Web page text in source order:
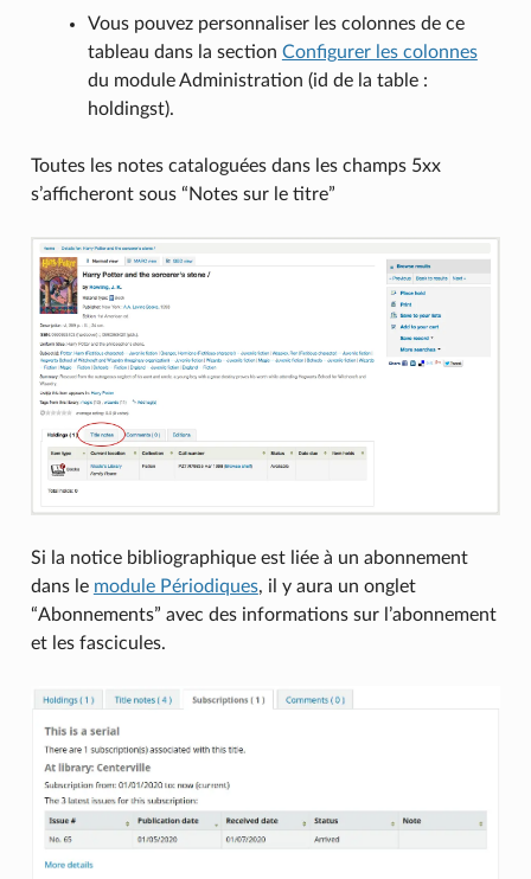
Vous pouvez personnaliser les colonnes de ce
tableau dans la section Configurer les colonnes
du module Administration (id de la table :
holdingst).
Toutes les notes cataloguées dans les champs 5xx
s’afficheront sous “Notes sur le titre”
Si la notice bibliographique est liée à un abonnement
dans le module Périodiques, il y aura un onglet
“Abonnements” avec des informations sur l’abonnement
et les fascicules.